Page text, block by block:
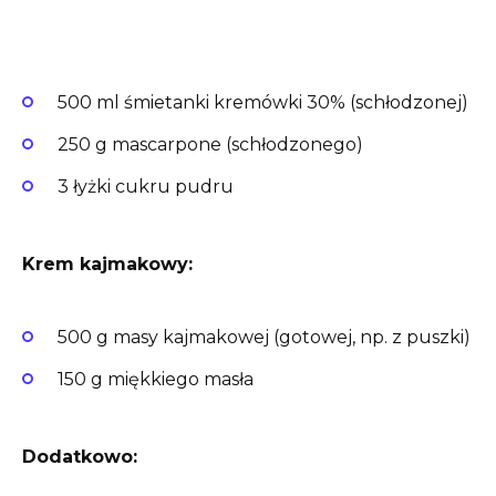
500 ml śmietanki kremówki 30% (schłodzonej)
250 g mascarpone (schłodzonego)
3 łyżki cukru pudru
Krem kajmakowy:
500 g masy kajmakowej (gotowej, np. z puszki)
150 g miękkiego masła
Dodatkowo: